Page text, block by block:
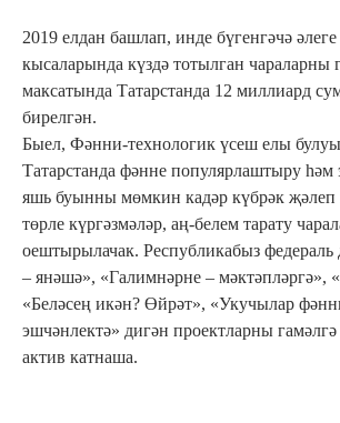
2019 елдан башлап, инде бүгенгәчә
кысаларында күздә тотылган чараларны
максатында Татарстанда 12 миллиард
бирелгән.
Быел, Фәнни-технологик үсеш елы
Татарстанда фәнне популярлаштыру һәм
яшь буынны мөмкин кадәр күбрәк җәлеп
төрле күргәзмәләр, аң-белем тарату
оештырылачак. Республикабыз федераль
– янәшә», «Галимнәрне – мәктәпләргә»,
«Беләсең икән? Өйрәт», «Укучылар
эшчәнлектә» дигән проектларны
актив катнаша.